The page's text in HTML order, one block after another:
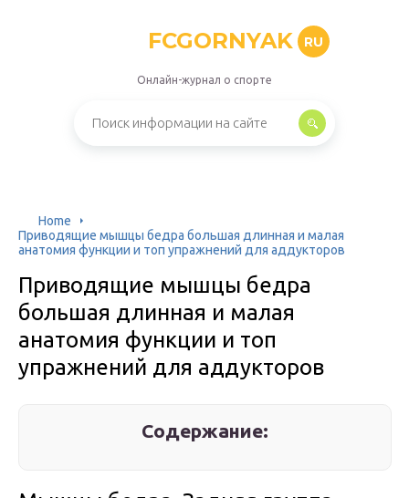
FCGORNYAK RU
Онлайн-журнал о спорте
Home
Приводящие мышцы бедра большая длинная и малая
анатомия функции и топ упражнений для аддукторов
Приводящие мышцы бедра
большая длинная и малая
анатомия функции и топ
упражнений для аддукторов
Содержание: